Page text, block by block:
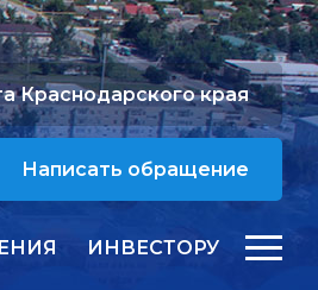
Краснодарского края
Написать обращение
ИНВЕСТОРУ